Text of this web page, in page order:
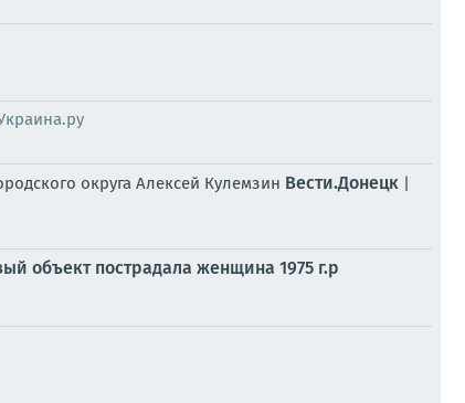
округа Алексей Кулемзин Вести.Донецк |
объект пострадала женщина 1975 г.р